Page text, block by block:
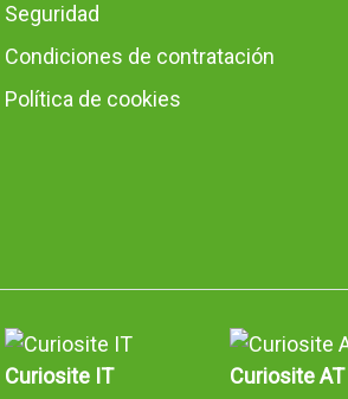
Seguridad
Condiciones de contratación
Política de cookies
Curiosite IT Curiosite AT